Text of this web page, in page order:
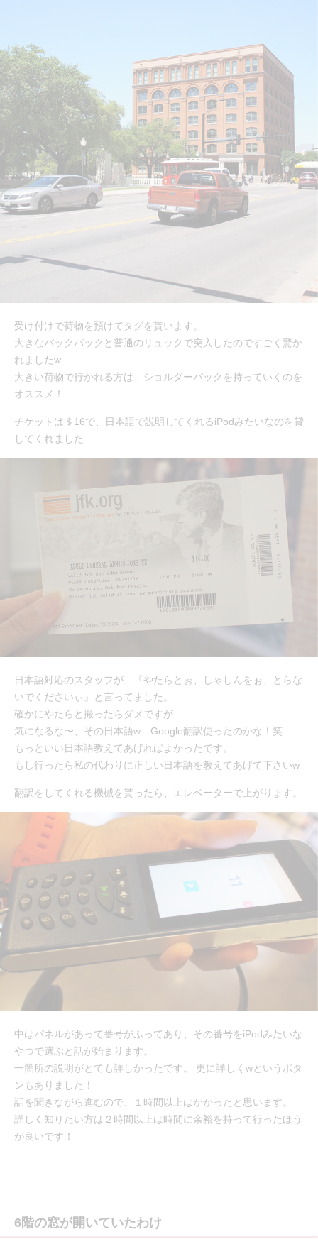
受け付けで荷物を預けてタグを貰います。
大きなバックパックと普通のリュックで突入したのですごく驚か
れましたw
大きい荷物で行かれる方は、ショルダーバックを持っていくのを
オススメ！
チケットは＄16で、日本語で説明してくれるiPodみたいなのを貸
してくれました
日本語対応のスタッフが、『やたらとぉ、しゃしんをぉ、とらな
いでくださいぃ』と言ってました。
確かにやたらと撮ったらダメですが…
気になるな〜、その日本語w Google翻訳使ったのかな！笑
もっといい日本語教えてあげればよかったです。
もし行ったら私の代わりに正しい日本語を教えてあげて下さいw
翻訳をしてくれる機械を貰ったら、エレベーターで上がります。
中はパネルがあって番号がふってあり、その番号をiPodみたいな
やつで選ぶと話が始まります。
一箇所の説明がとても詳しかったです。 更に詳しくwというボタ
ンもありました！
話を聞きながら進むので、１時間以上はかかったと思います。
詳しく知りたい方は２時間以上は時間に余裕を持って行ったほう
が良いです！
6階の窓が開いていたわけ